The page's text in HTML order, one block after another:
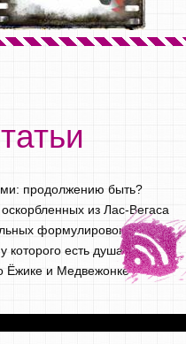
продолжению быть?
из Лас-Вегаса
формулировок
которого есть душа
Ёжике и Медвежонке